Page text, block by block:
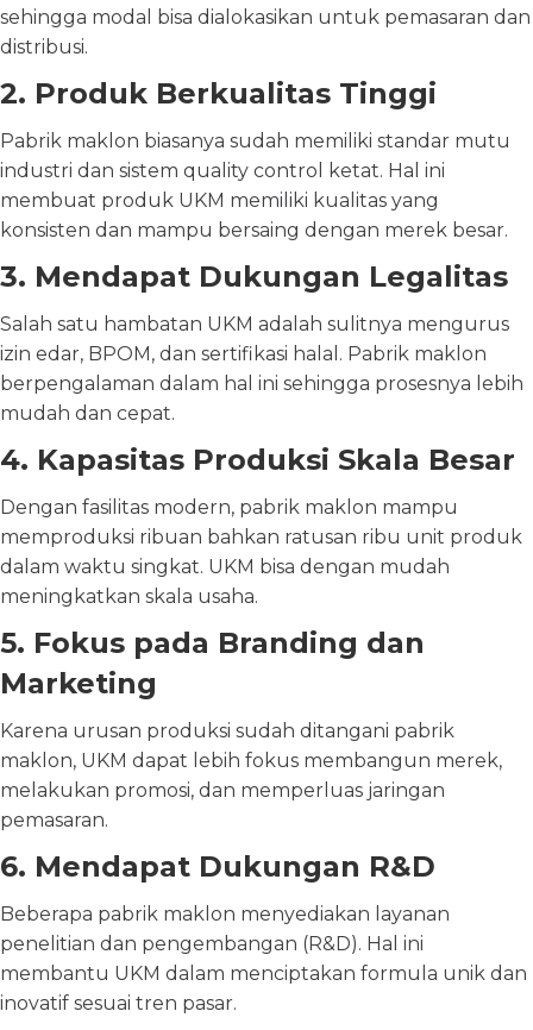
sehingga modal bisa dialokasikan untuk pemasaran dan
distribusi.
2. Produk Berkualitas Tinggi
Pabrik maklon biasanya sudah memiliki standar mutu
industri dan sistem quality control ketat. Hal ini
membuat produk UKM memiliki kualitas yang
konsisten dan mampu bersaing dengan merek besar.
3. Mendapat Dukungan Legalitas
Salah satu hambatan UKM adalah sulitnya mengurus
izin edar, BPOM, dan sertifikasi halal. Pabrik maklon
berpengalaman dalam hal ini sehingga prosesnya lebih
mudah dan cepat.
4. Kapasitas Produksi Skala Besar
Dengan fasilitas modern, pabrik maklon mampu
memproduksi ribuan bahkan ratusan ribu unit produk
dalam waktu singkat. UKM bisa dengan mudah
meningkatkan skala usaha.
5. Fokus pada Branding dan
Marketing
Karena urusan produksi sudah ditangani pabrik
maklon, UKM dapat lebih fokus membangun merek,
melakukan promosi, dan memperluas jaringan
pemasaran.
6. Mendapat Dukungan R&D
Beberapa pabrik maklon menyediakan layanan
penelitian dan pengembangan (R&D). Hal ini
membantu UKM dalam menciptakan formula unik dan
inovatif sesuai tren pasar.